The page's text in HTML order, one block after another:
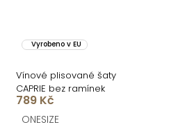
Vyrobeno v EU
Vínové plisované šaty
CAPRIE bez ramínek
789 Kč
ONESIZE